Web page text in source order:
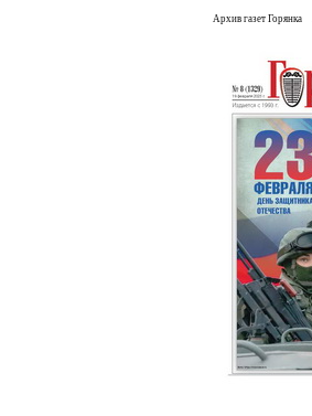
Архив газет Горянка